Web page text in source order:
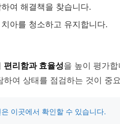
여 해결책을 찾습니다.
아를 청소하고 유지합니다.
편리함과 효율성을 높이 평가
여 상태를 점검하는 것이 중
이곳에서 확인할 수 있습니다.